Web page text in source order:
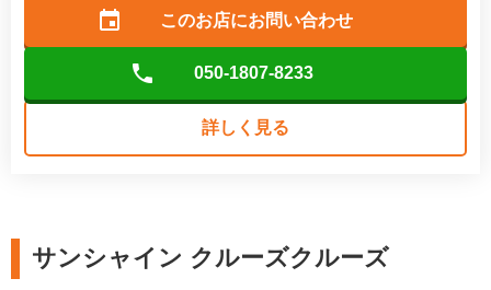
このお店にお問い合わせ
050-1807-8233
詳しく見る
サンシャイン クルーズクルーズ